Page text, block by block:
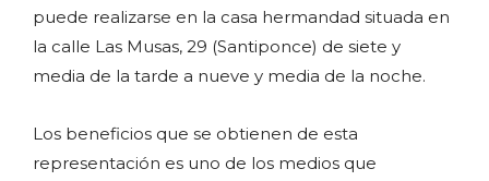
puede realizarse en la casa hermandad situada en
la calle Las Musas, 29 (Santiponce) de siete y
media de la tarde a nueve y media de la noche.
Los beneficios que se obtienen de esta
representación es uno de los medios que